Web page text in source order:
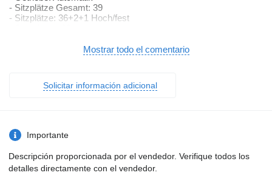
- Sitzplätze Gesamt: 39
- Sitzplätze: 36+2+1 Hoch/fest
- Rückfahrkamera
-
- Fahrgastraum:
-
- Standheizung
Mostrar todo el comentario
Solicitar información adicional
Importante
Descripción proporcionada por el vendedor. Verifique todos los
detalles directamente con el vendedor.